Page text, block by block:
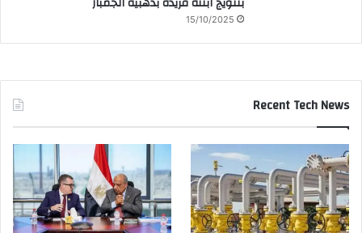
15/10/2025
Recent Tech News